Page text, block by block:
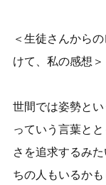
＜生徒さんから
けて、私の感想＞
世間では姿勢と
っていう言葉と
さを追求するみ
ちの人もいるか